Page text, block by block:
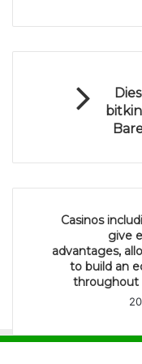
Casinos
give
advantages,
to build an
throughout